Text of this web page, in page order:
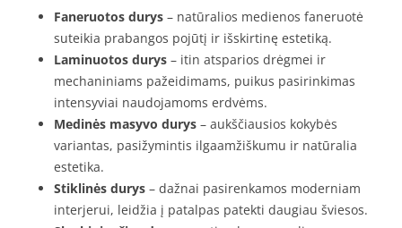
Faneruotos durys – natūralios medienos faneruotė
suteikia prabangos pojūtį ir išskirtinę estetiką.
Laminuotos durys – itin atsparios drėgmei ir
mechaniniams pažeidimams, puikus pasirinkimas
intensyviai naudojamoms erdvėms.
Medinės masyvo durys – aukščiausios kokybės
variantas, pasižymintis ilgaamžiškumu ir natūralia
estetika.
Stiklinės durys – dažnai pasirenkamos moderniam
interjerui, leidžia į patalpas patekti daugiau šviesos.